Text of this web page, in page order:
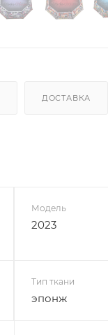
ДОСТАВКА
Модель
2023
Тип ткани
эпонж